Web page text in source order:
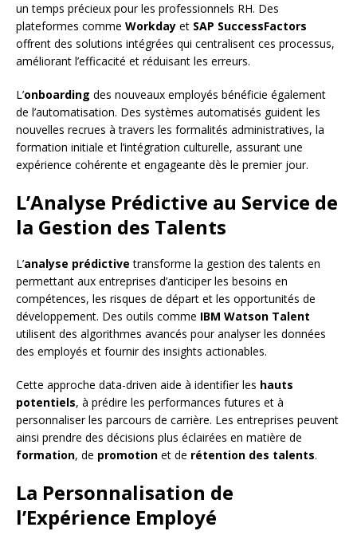
un temps précieux pour les professionnels RH. Des
plateformes comme Workday et SAP SuccessFactors
offrent des solutions intégrées qui centralisent ces processus,
améliorant l’efficacité et réduisant les erreurs.
L’onboarding des nouveaux employés bénéficie également
de l’automatisation. Des systèmes automatisés guident les
nouvelles recrues à travers les formalités administratives, la
formation initiale et l’intégration culturelle, assurant une
expérience cohérente et engageante dès le premier jour.
L’Analyse Prédictive au Service de
la Gestion des Talents
L’analyse prédictive transforme la gestion des talents en
permettant aux entreprises d’anticiper les besoins en
compétences, les risques de départ et les opportunités de
développement. Des outils comme IBM Watson Talent
utilisent des algorithmes avancés pour analyser les données
des employés et fournir des insights actionables.
Cette approche data-driven aide à identifier les hauts
potentiels, à prédire les performances futures et à
personnaliser les parcours de carrière. Les entreprises peuvent
ainsi prendre des décisions plus éclairées en matière de
formation, de promotion et de rétention des talents.
La Personnalisation de
l’Expérience Employé